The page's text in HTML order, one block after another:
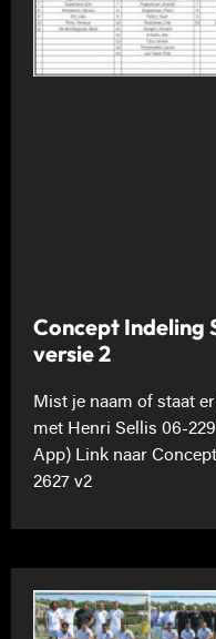
Concept Indeling
versie 2
Mist je naam of staat
met Henri Sellis 06-
App) Link naar
2627 v2